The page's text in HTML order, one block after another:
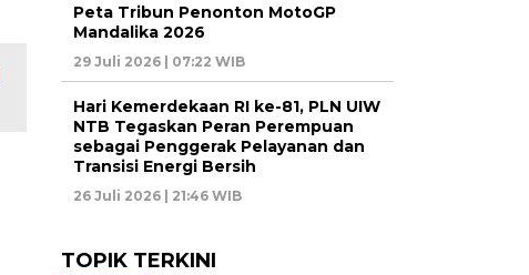
Peta Tribun Penonton MotoGP
Mandalika 2026
29 Juli 2026 | 07:22 WIB
Hari Kemerdekaan RI ke-81, PLN UIW
NTB Tegaskan Peran Perempuan
sebagai Penggerak Pelayanan dan
Transisi Energi Bersih
26 Juli 2026 | 21:46 WIB
TOPIK TERKINI